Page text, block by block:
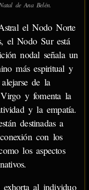
de Ana Belén.
el Nodo Norte
el Nodo Sur está
nodal señala un
más espiritual y
de la
y fomenta la
y la empatía.
destinadas a
con los
los aspectos
al individuo